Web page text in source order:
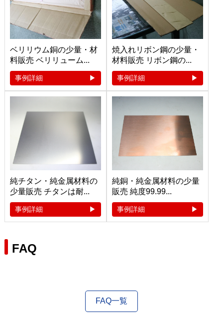
ベリリウム銅の少量・材
料販売 ベリリューム...
事例詳細
焼入れリボン鋼の少量・
材料販売 リボン鋼の...
事例詳細
純チタン・純金属材料の
少量販売 チタンは耐...
事例詳細
純銅・純金属材料の少量
販売 純度99.99...
事例詳細
FAQ
FAQ一覧